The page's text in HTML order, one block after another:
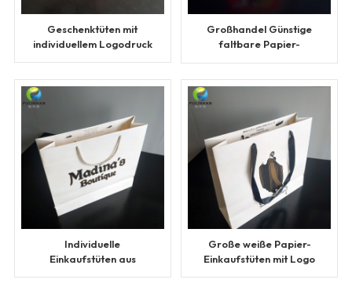
Geschenktüten mit
individuellem Logodruck
Großhandel Günstige
faltbare Papier-
Individuelle
Einkaufstüten aus
Große weiße Papier-
Einkaufstüten mit Logo